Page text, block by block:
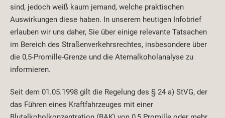
sind, jedoch weiß kaum jemand, welche praktischen
Auswirkungen diese haben. In unserem heutigen Infobrief
erlauben wir uns daher, Sie über einige relevante Tatsachen
im Bereich des Straßenverkehrsrechtes, insbesondere über
die 0,5-Promille-Grenze und die Atemalkoholanalyse zu
informieren.
Seit dem 01.05.1998 gilt die Regelung des § 24 a) StVG, der
das Führen eines Kraftfahrzeuges mit einer